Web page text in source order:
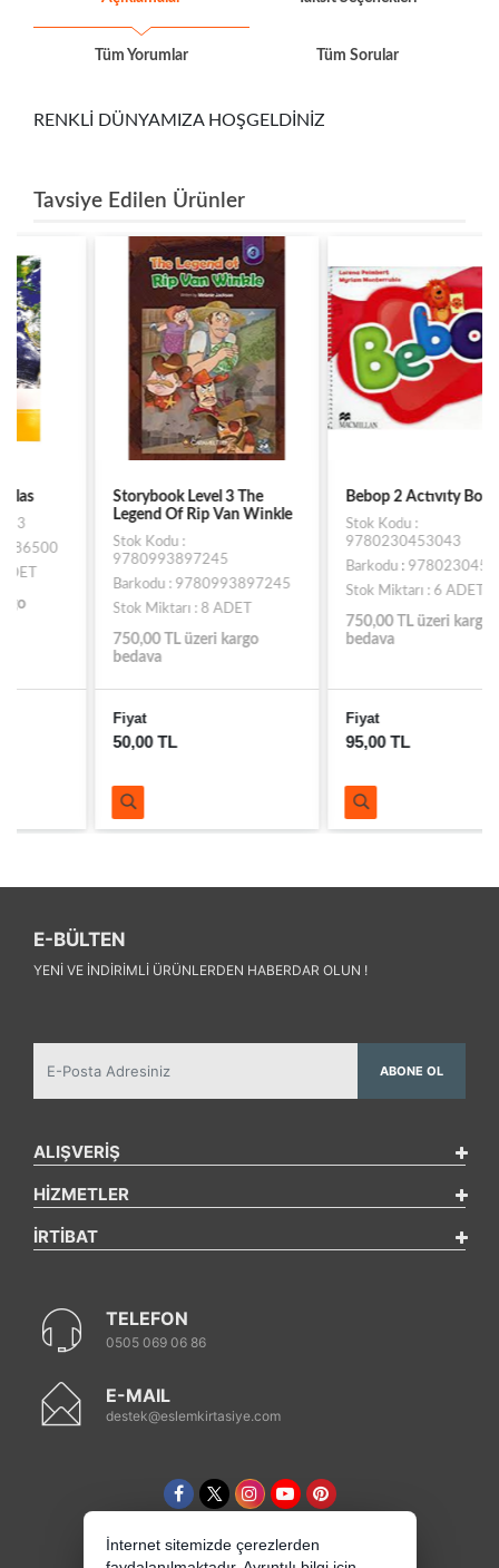
Tüm Yorumlar Tüm Sorular
RENKLİ DÜNYAMIZA HOŞGELDİNİZ
Tavsiye Edilen Ürünler
Storybook Level 3 The
Legend Of Rip Van Winkle
Stok Kodu :
9780993897245
Barkodu : 9780993897245
Stok Miktarı : 8 ADET
750,00 TL üzeri kargo
Bebop 2 Actıvıty Book
Stok Kodu :
9780230453043
Barkodu : 9780230453043
Stok Miktarı : 6 ADET
750,00 TL üzeri kargo
E-BÜLTEN
YENI VE INDIRIMLI ÜRÜNLERDEN HABERDAR OLUN !
ABONE OL
ALIŞVERİŞ
HİZMETLER
İRTİBAT
TELEFON
0505 069 06 86
E-MAIL
destek@eslemkirtasiye.com
İnternet sitemizde çerezlerden